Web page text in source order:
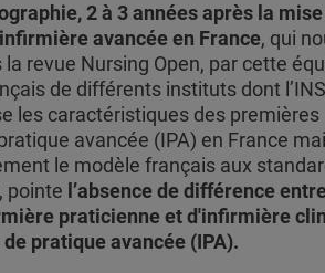
2 à 3 années après la
avancée en France, qui
revue Nursing Open, par cette
de différents instituts dont
les caractéristiques des premières
avancée (IPA) en France
le modèle français aux
pointe l’absence de différence
praticienne et d'infirmière
pratique avancée (IPA).